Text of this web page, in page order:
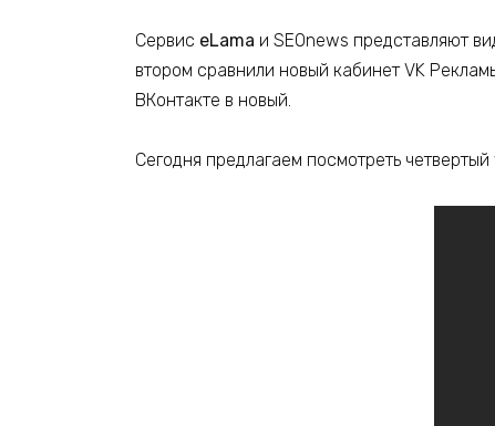
Сервис eLama и SEOnews представляют
втором сравнили новый кабинет VK
ВКонтакте в новый.
Сегодня предлагаем посмотреть